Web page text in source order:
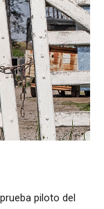
piloto del